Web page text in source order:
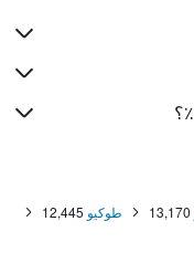
13,170 طوكيو 12,445